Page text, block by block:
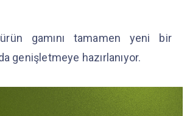
gamını tamamen yeni bir
genişletmeye hazırlanıyor.